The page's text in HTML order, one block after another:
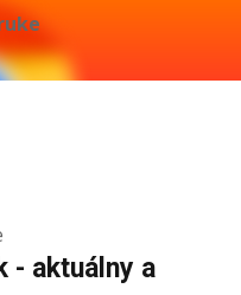
- aktuálny a